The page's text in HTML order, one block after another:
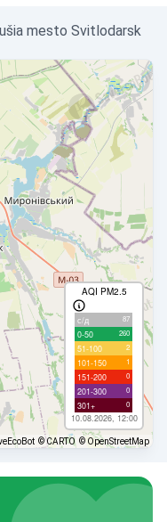
mesto Svitlodarsk
AQI PM2.5
с/д 87
0-50 260
51-100 2
101-150 1
151-200 0
201-300 0
301+ 0
10.08.2026, 12:00
© CARTO © OpenStreetMap